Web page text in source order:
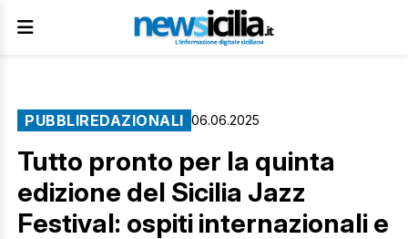
PUBBLIREDAZIONALI 06.06.2025
Tutto pronto per la quinta
edizione del Sicilia Jazz
Festival: ospiti internazionali e